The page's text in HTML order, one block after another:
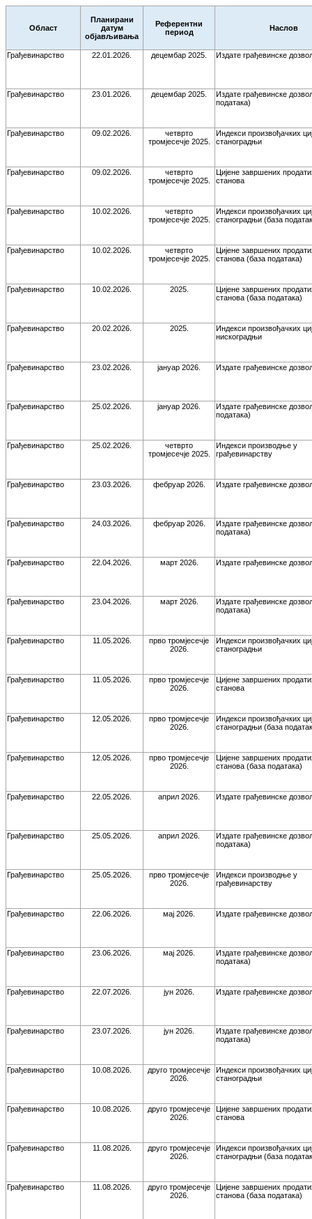
Област
Планирани
датум
објављивања
Референтни
период
Наслов
Грађевинарство 22.01.2026. децембар 2025. Издате грађевинске
Грађевинарство 23.01.2026. децембар 2025.
Издате грађевинске
података)
Грађевинарство 09.02.2026.
четврто
тромјесечје 2025.
Индекси произвођачких
станоградњи
Грађевинарство 09.02.2026.
четврто
тромјесечје 2025.
Цијене завршених
станова
Грађевинарство 10.02.2026.
четврто
тромјесечје 2025.
Индекси произвођачких
станоградњи (база
Грађевинарство 10.02.2026.
четврто
тромјесечје 2025.
Цијене завршених
станова (база података)
Грађевинарство 10.02.2026. 2025.
Цијене завршених
станова (база података)
Грађевинарство 20.02.2026. 2025.
Индекси произвођачких
нискоградњи
Грађевинарство 23.02.2026. јануар 2026. Издате грађевинске
Грађевинарство 25.02.2026. јануар 2026.
Издате грађевинске
података)
Грађевинарство 25.02.2026.
четврто
тромјесечје 2025.
Индекси производње у
грађевинарству
Грађевинарство 23.03.2026. фебруар 2026. Издате грађевинске
Грађевинарство 24.03.2026. фебруар 2026.
Издате грађевинске
података)
Грађевинарство 22.04.2026. март 2026. Издате грађевинске
Грађевинарство 23.04.2026. март 2026.
Издате грађевинске
података)
Грађевинарство 11.05.2026.
прво тромјесечје
2026.
Индекси произвођачких
станоградњи
Грађевинарство 11.05.2026.
прво тромјесечје
2026.
Цијене завршених
станова
Грађевинарство 12.05.2026.
прво тромјесечје
2026.
Индекси произвођачких
станоградњи (база
Грађевинарство 12.05.2026.
прво тромјесечје
2026.
Цијене завршених
станова (база података)
Грађевинарство 22.05.2026. април 2026. Издате грађевинске
Грађевинарство 25.05.2026. април 2026.
Издате грађевинске
података)
Грађевинарство 25.05.2026.
прво тромјесечје
2026.
Индекси производње у
грађевинарству
Грађевинарство 22.06.2026. мај 2026. Издате грађевинске
Грађевинарство 23.06.2026. мај 2026.
Издате грађевинске
података)
Грађевинарство 22.07.2026. јун 2026. Издате грађевинске
Грађевинарство 23.07.2026. јун 2026.
Издате грађевинске
података)
Грађевинарство 10.08.2026.
друго тромјесечје
2026.
Индекси произвођачких
станоградњи
Грађевинарство 10.08.2026.
друго тромјесечје
2026.
Цијене завршених
станова
Грађевинарство 11.08.2026.
друго тромјесечје
2026.
Индекси произвођачких
станоградњи (база
Грађевинарство 11.08.2026.
друго тромјесечје
2026.
Цијене завршених
станова (база података)